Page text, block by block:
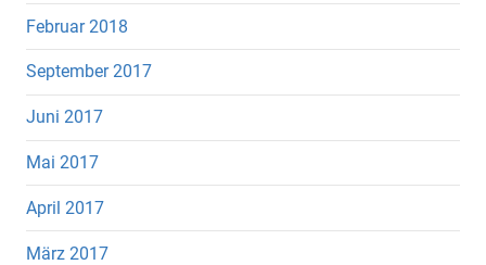
Februar 2018
September 2017
Juni 2017
Mai 2017
April 2017
März 2017